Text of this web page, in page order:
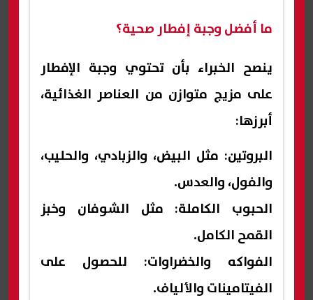
ما أفضل وجبة إفطار صحية؟
ينصح الخبراء بأن تحتوي وجبة الإفطار
على مزيج متوازن من العناصر الغذائية،
أبرزها:
البروتين: مثل البيض، والزبادي، والحليب،
والفول، والعدس.
الحبوب الكاملة: مثل الشوفان وخبز
القمح الكامل.
الفواكه والخضراوات: للحصول على
الفيتامينات والألياف.